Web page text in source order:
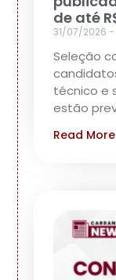
de até
31/07/2026
Seleção
técnico e
estão
Read More